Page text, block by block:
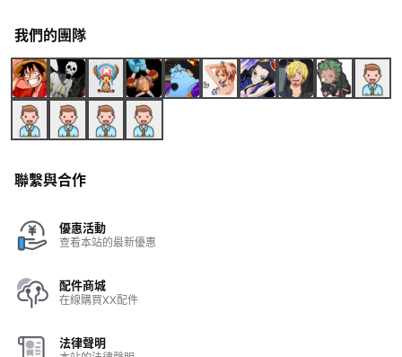
我們的團隊
聯繫與合作
優惠活動
查看本站的最新優惠
配件商城
在線購買XX配件
法律聲明